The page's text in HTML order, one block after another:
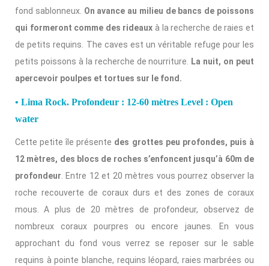
fond sablonneux. On avance au milieu de bancs de poissons
qui formeront comme des rideaux à la recherche de raies et
de petits requins. The caves est un véritable refuge pour les
petits poissons à la recherche de nourriture. La nuit, on peut
apercevoir poulpes et tortues sur le fond.
• Lima Rock. Profondeur : 12-60 mètres Level : Open
water
Cette petite île présente des grottes peu profondes, puis à
12 mètres, des blocs de roches s’enfoncent jusqu’à 60m de
profondeur. Entre 12 et 20 mètres vous pourrez observer la
roche recouverte de coraux durs et des zones de coraux
mous. A plus de 20 mètres de profondeur, observez de
nombreux coraux pourpres ou encore jaunes. En vous
approchant du fond vous verrez se reposer sur le sable
requins à pointe blanche, requins léopard, raies marbrées ou